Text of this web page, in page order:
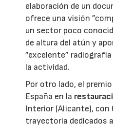
elaboración de un
ofrece una visión
un sector poco
de altura del atún y
”excelente”
la actividad.
Por otro lado, el
España en la
Interior (Alicante), con
trayectoria dedicados